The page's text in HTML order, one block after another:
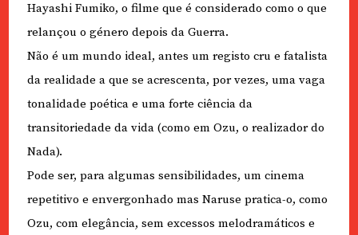
Hayashi Fumiko, o filme que é considerado como o que
relançou o género depois da Guerra.
Não é um mundo ideal, antes um registo cru e fatalista
da realidade a que se acrescenta, por vezes, uma vaga
tonalidade poética e uma forte ciência da
transitoriedade da vida (como em Ozu, o realizador do
Nada).
Pode ser, para algumas sensibilidades, um cinema
repetitivo e envergonhado mas Naruse pratica-o, como
Ozu, com elegância, sem excessos melodramáticos e